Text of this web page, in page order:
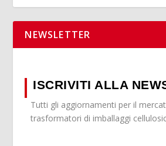
NEWSLETTER
ISCRIVITI ALLA
Tutti gli aggiornamenti per il
trasformatori di imballaggi